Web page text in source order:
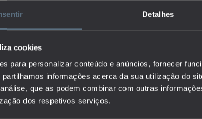
Detalhes
cookies
para personalizar conteúdo e anúncios, fornecer
partilhamos informações acerca da sua utilização do
que as podem combinar com outras
dos respetivos serviços.